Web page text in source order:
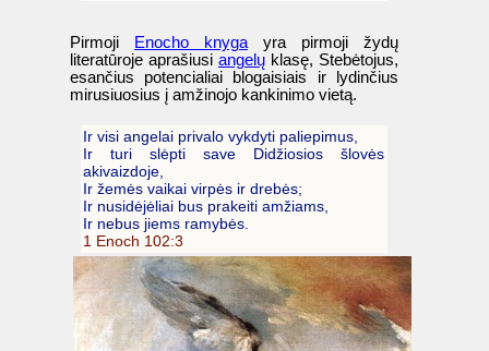
Pirmoji Enocho knygayra pirmoji žydų
literatūroje aprašiusi angelųklasę, Stebėtojus,
esančius potencialiai blogaisiais ir lydinčius
mirusiuosius į amžinojo kankinimo vietą.
Ir visi angelai privalo vykdyti paliepimus,
Ir turi slėpti save Didžiosios šlovės
akivaizdoje,
Ir žemės vaikai virpės ir drebės;
Ir nusidėjėliai bus prakeiti amžiams,
Ir nebus jiems ramybės.
1 Enoch 102:3